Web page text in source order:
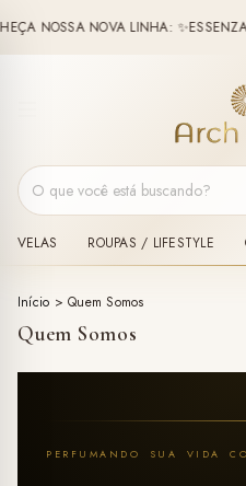
NOSSA NOVA LINHA: ✨ESSENZA ✨
VELAS ROUPAS / LIFESTYLE
Início > Quem Somos
Quem Somos
PERFUMANDO SUA VIDA